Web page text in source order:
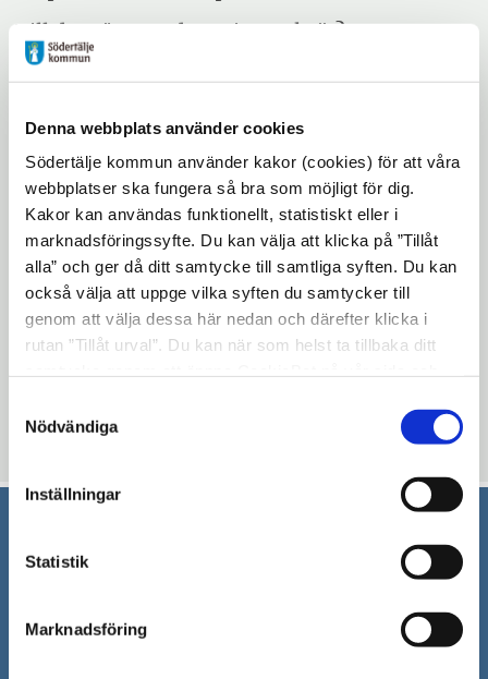
Denna webbplats använder cookies
Södertälje kommun använder kakor (cookies) för att våra
webbplatser ska fungera så bra som möjligt för dig.
Kakor kan användas funktionellt, statistiskt eller i
marknadsföringssyfte. Du kan välja att klicka på ”Tillåt
alla” och ger då ditt samtycke till samtliga syften. Du kan
också välja att uppge vilka syften du samtycker till
genom att välja dessa här nedan och därefter klicka i
rutan ”Tillåt urval”. Du kan när som helst ta tillbaka ditt
"Visa detaljer" kan du läsa om hur kakorna används och
hur vi och våra leverantörer inhämtar och behandlar
Nödvändiga
Inställningar
Statistik
Marknadsföring
Vill du träna med gyminstruktör?
Välkommen på torsdagar kl.10.15.11.30 till
Gyminstruktören ger vägledning och tips
utifrån dina behov, med fokus på glädje,
gemenskap och att stärka både kropp och
humör!
Evenemangsinformation
Mötesplatsen Morkullan
11:30 - 15:00
Södertälje kommun
Besöksadress: Nyköpingsvägen 26